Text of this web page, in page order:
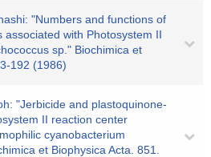
"Numbers and functions of
associated with Photosystem II
sp." Biochimica et
192 (1986)
"Jerbicide and plastoquinone-
II reaction center
cyanobacterium
et Biophysica Acta. 851.